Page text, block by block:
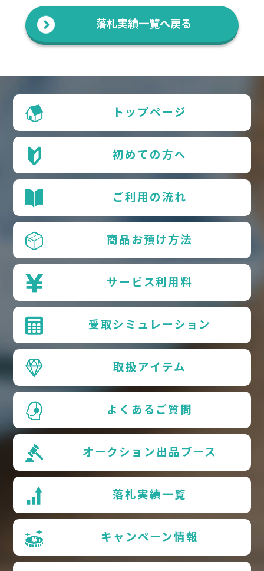
落札実績一覧へ戻る
トップページ
初めての方へ
ご利用の流れ
商品お預け方法
サービス利用料
受取シミュレーション
取扱アイテム
よくあるご質問
オークション出品ブース
落札実績一覧
キャンペーン情報